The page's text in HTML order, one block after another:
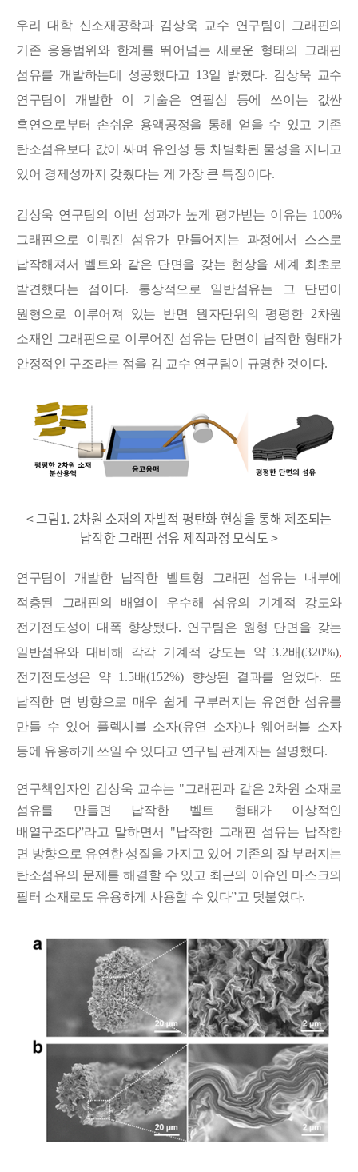
우리 대학 신소재공학과 김상욱 교수 연구팀이 그래핀의
기존 응용범위와 한계를 뛰어넘는 새로운 형태의 그래핀
섬유를 개발하는데 성공했다고 13일 밝혔다. 김상욱 교수
연구팀이 개발한 이 기술은 연필심 등에 쓰이는 값싼
흑연으로부터 손쉬운 용액공정을 통해 얻을 수 있고 기존
탄소섬유보다 값이 싸며 유연성 등 차별화된 물성을 지니고
있어 경제성까지 갖췄다는 게 가장 큰 특징이다.
김상욱 연구팀의 이번 성과가 높게 평가받는 이유는 100%
그래핀으로 이뤄진 섬유가 만들어지는 과정에서 스스로
납작해져서 벨트와 같은 단면을 갖는 현상을 세계 최초로
발견했다는 점이다. 통상적으로 일반섬유는 그 단면이
원형으로 이루어져 있는 반면 원자단위의 평평한 2차원
소재인 그래핀으로 이루어진 섬유는 단면이 납작한 형태가
안정적인 구조라는 점을 김 교수 연구팀이 규명한 것이다.
< 그림1. 2차원 소재의 자발적 평탄화 현상을 통해 제조되는
납작한 그래핀 섬유 제작과정 모식도 >
연구팀이 개발한 납작한 벨트형 그래핀 섬유는 내부에
적층된 그래핀의 배열이 우수해 섬유의 기계적 강도와
전기전도성이 대폭 향상됐다. 연구팀은 원형 단면을 갖는
일반섬유와 대비해 각각 기계적 강도는 약3.2배(320%),
전기전도성은 약 1.5배(152%) 향상된 결과를 얻었다. 또
납작한 면 방향으로 매우 쉽게 구부러지는 유연한 섬유를
만들 수 있어 플렉시블 소자(유연 소자)나 웨어러블 소자
등에 유용하게 쓰일 수 있다고 연구팀 관계자는 설명했다.
연구책임자인 김상욱 교수는 "그래핀과 같은 2차원 소재로
섬유를 만들면 납작한 벨트 형태가 이상적인
배열구조다ˮ라고 말하면서 "납작한 그래핀 섬유는 납작한
면 방향으로 유연한 성질을 가지고 있어 기존의 잘 부러지는
탄소섬유의 문제를 해결할 수 있고 최근의 이슈인 마스크의
필터 소재로도 유용하게 사용할 수 있다ˮ고 덧붙였다.